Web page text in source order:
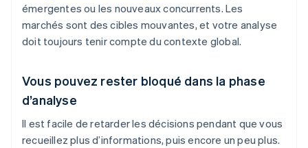
émergentes ou les nouveaux concurrents. Les
marchés sont des cibles mouvantes, et votre analyse
doit toujours tenir compte du contexte global.
Vous pouvez rester bloqué dans la phase
d’analyse
Il est facile de retarder les décisions pendant que vous
recueillez plus d’informations, puis encore un peu plus.